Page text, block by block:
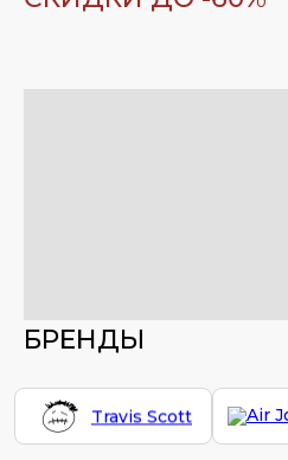
БРЕНДЫ
Travis Scott